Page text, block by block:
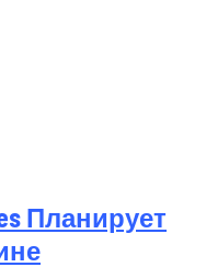
Планирует